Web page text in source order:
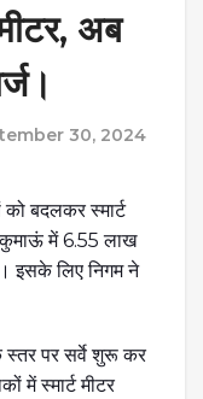
अब
30, 2024
को बदलकर स्मार्ट
कुमाऊं में 6.55 लाख
इसके लिए निगम ने
पर सर्वे शुरू कर
में स्मार्ट मीटर